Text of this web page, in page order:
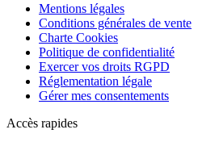
Mentions légales
Conditions générales de vente
Charte Cookies
Politique de confidentialité
Exercer vos droits RGPD
Réglementation légale
Gérer mes consentements
Accès rapides